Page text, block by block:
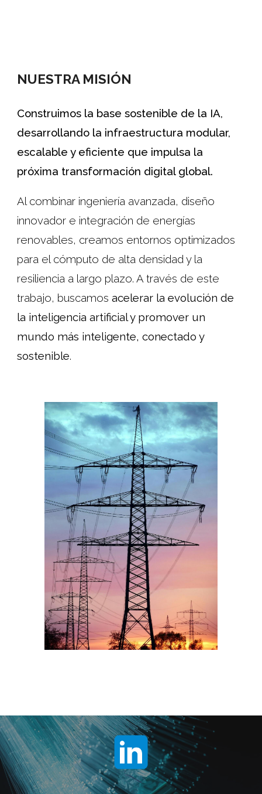
NUESTRA MISIÓN
Construimos la base sostenible de la IA,
desarrollando la infraestructura modular,
escalable y eficiente que impulsa la
próxima transformación digital global.
Al combinar ingeniería avanzada, diseño
innovador e integración de energías
renovables, creamos entornos optimizados
para el cómputo de alta densidad y la
resiliencia a largo plazo. A través de este
trabajo, buscamosacelerar la evolución de
la inteligencia artificial y promover un
mundo más inteligente, conectado y
sostenible.